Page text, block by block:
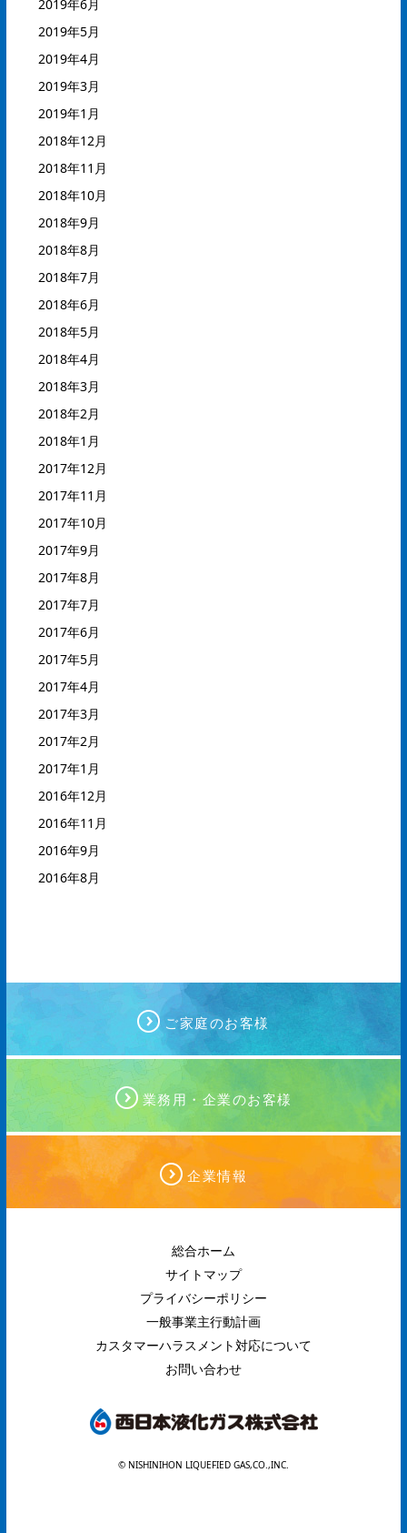
2019年6月
2019年5月
2019年4月
2019年3月
2019年1月
2018年12月
2018年11月
2018年10月
2018年9月
2018年8月
2018年7月
2018年6月
2018年5月
2018年4月
2018年3月
2018年2月
2018年1月
2017年12月
2017年11月
2017年10月
2017年9月
2017年8月
2017年7月
2017年6月
2017年5月
2017年4月
2017年3月
2017年2月
2017年1月
2016年12月
2016年11月
2016年9月
2016年8月
ご家庭のお客様
業務用・企業のお客様
企業情報
総合ホーム
サイトマップ
プライバシーポリシー
一般事業主行動計画
カスタマーハラスメント対応について
お問い合わせ
© NISHINIHON LIQUEFIED GAS,CO.,INC.